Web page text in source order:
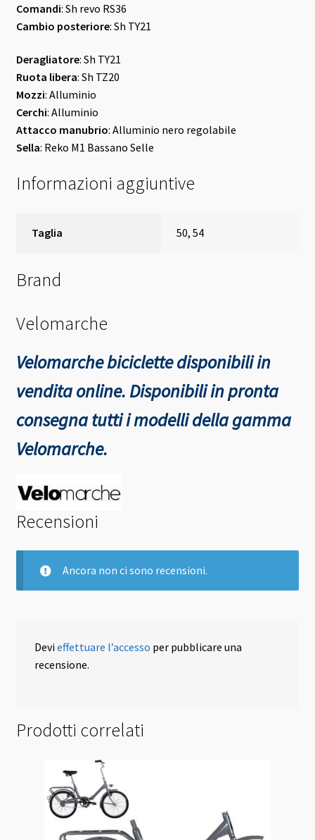
Comandi: Sh revo RS36
Cambio posteriore: Sh TY21
Deragliatore: Sh TY21
Ruota libera: Sh TZ20
Mozzi: Alluminio
Cerchi: Alluminio
Attacco manubrio: Alluminio nero regolabile
Sella: Reko M1 Bassano Selle
Informazioni aggiuntive
Taglia 50, 54
Brand
Velomarche
Velomarche biciclette disponibili in
vendita online. Disponibili in pronta
consegna tutti i modelli della gamma
Velomarche.
Recensioni
Ancora non ci sono recensioni.
Devieffettuare l’accesso per pubblicare una
recensione.
Prodotti correlati